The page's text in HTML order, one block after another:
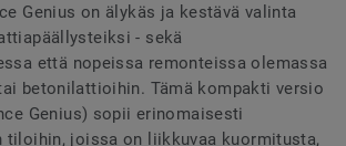
Genius on älykäs ja kestävä valinta
- sekä
että nopeissa remonteissa olemassa
betonilattioihin. Tämä kompakti versio
Genius) sopii erinomaisesti
joissa on liikkuvaa kuormitusta,